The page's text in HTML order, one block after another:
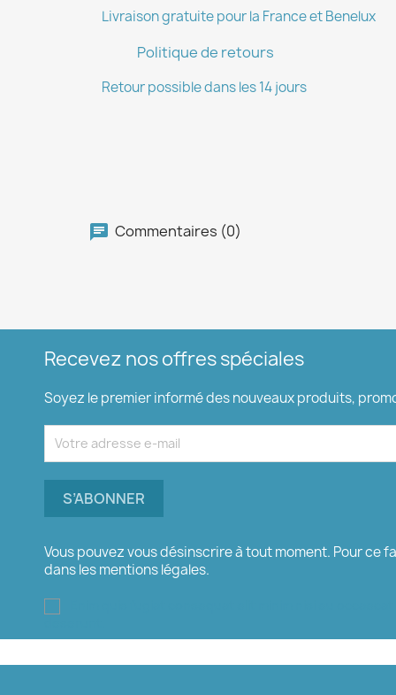
Livraison gratuite pour la France et Benelux
Politique de retours
Retour possible dans les 14 jours
Commentaires (0)
Recevez nos offres spéciales
Soyez le premier informé des nouveaux produits,
Vous pouvez vous désinscrire à tout moment. Pour ce
dans les mentions légales.